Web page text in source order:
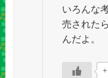
いろんな
売された
んだよ。